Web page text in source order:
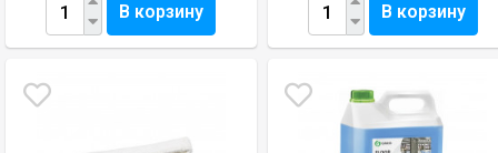
В корзину В корзину